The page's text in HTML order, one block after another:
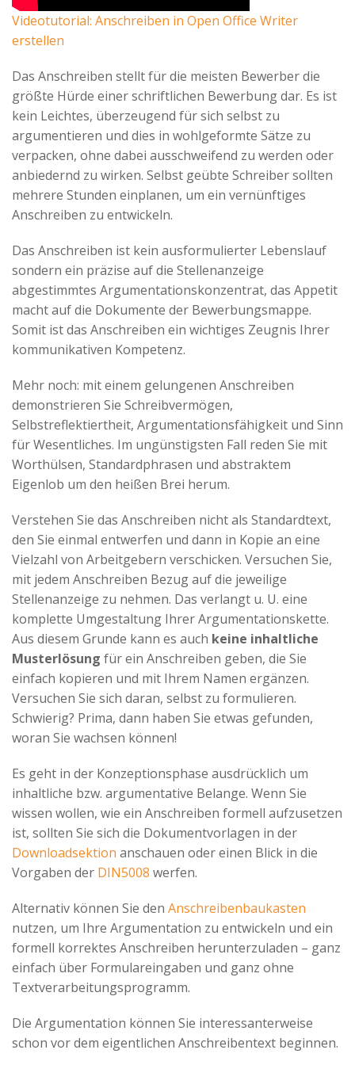
Advertiser
Videotutorial: Anschreiben in Open Office Writer
erstellen
Das Anschreiben stellt für die meisten Bewerber die
größte Hürde einer schriftlichen Bewerbung dar. Es ist
kein Leichtes, überzeugend für sich selbst zu
argumentieren und dies in wohlgeformte Sätze zu
verpacken, ohne dabei ausschweifend zu werden oder
anbiedernd zu wirken. Selbst geübte Schreiber sollten
mehrere Stunden einplanen, um ein vernünftiges
Anschreiben zu entwickeln.
Das Anschreiben ist kein ausformulierter Lebenslauf
sondern ein präzise auf die Stellenanzeige
abgestimmtes Argumentationskonzentrat, das Appetit
macht auf die Dokumente der Bewerbungsmappe.
Somit ist das Anschreiben ein wichtiges Zeugnis Ihrer
kommunikativen Kompetenz.
Mehr noch: mit einem gelungenen Anschreiben
demonstrieren Sie Schreibvermögen,
Selbstreflektiertheit, Argumentationsfähigkeit und Sinn
für Wesentliches. Im ungünstigsten Fall reden Sie mit
Worthülsen, Standardphrasen und abstraktem
Eigenlob um den heißen Brei herum.
Verstehen Sie das Anschreiben nicht als Standardtext,
den Sie einmal entwerfen und dann in Kopie an eine
Vielzahl von Arbeitgebern verschicken. Versuchen Sie,
mit jedem Anschreiben Bezug auf die jeweilige
Stellenanzeige zu nehmen. Das verlangt u. U. eine
komplette Umgestaltung Ihrer Argumentationskette.
Aus diesem Grunde kann es auch keine inhaltliche
Musterlösung für ein Anschreiben geben, die Sie
einfach kopieren und mit Ihrem Namen ergänzen.
Versuchen Sie sich daran, selbst zu formulieren.
Schwierig? Prima, dann haben Sie etwas gefunden,
woran Sie wachsen können!
Es geht in der Konzeptionsphase ausdrücklich um
inhaltliche bzw. argumentative Belange. Wenn Sie
wissen wollen, wie ein Anschreiben formell aufzusetzen
ist, sollten Sie sich die Dokumentvorlagen in der
Downloadsektion anschauen oder einen Blick in die
Vorgaben der DIN5008 werfen.
Alternativ können Sie den Anschreibenbaukasten
nutzen, um Ihre Argumentation zu entwickeln und ein
formell korrektes Anschreiben herunterzuladen – ganz
einfach über Formulareingaben und ganz ohne
Textverarbeitungsprogramm.
Die Argumentation können Sie interessanterweise
schon vor dem eigentlichen Anschreibentext beginnen.